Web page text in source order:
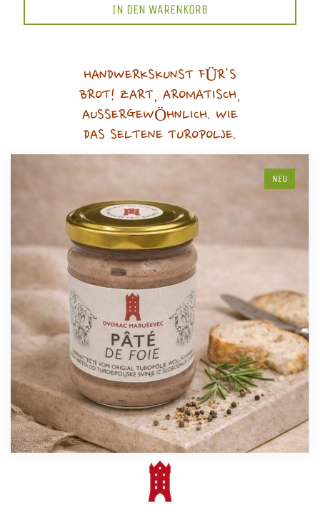
IN DEN WARENKORB
HANDWERKSKUNST FÜR'S
BROT! ZART, AROMATISCH,
AUSSERGEWÖHNLICH. WIE
DAS SELTENE TUROPOLJE.
NEU